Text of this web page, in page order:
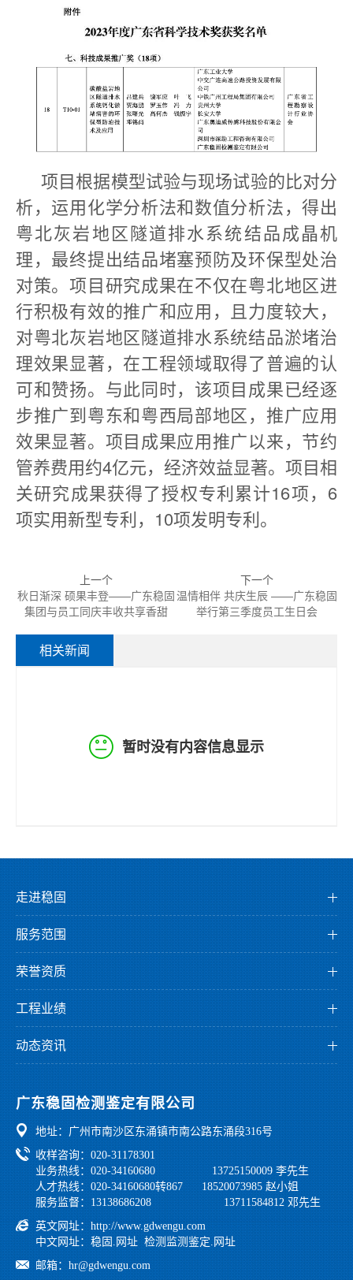
项目根据模型试验与现场试验的比对分
析，运用化学分析法和数值分析法，得出
粤北灰岩地区隧道排水系统结品成晶机
理，最终提出结品堵塞预防及环保型处治
对策。项目研究成果在不仅在粤北地区进
行积极有效的推广和应用，且力度较大，
对粤北灰岩地区隧道排水系统结品淤堵治
理效果显著，在工程领域取得了普遍的认
可和赞扬。与此同时，该项目成果已经逐
步推广到粤东和粤西局部地区，推广应用
效果显著。项目成果应用推广以来，节约
管养费用约4亿元，经济效益显著。项目相
关研究成果获得了授权专利累计16项，6
项实用新型专利，10项发明专利。
上一个
秋日渐深 硕果丰登——广东稳固
集团与员工同庆丰收共享香甜
下一个
温情相伴 共庆生辰 ——广东稳固
举行第三季度员工生日会
相关新闻
暂时没有内容信息显示
走进稳固
公司介绍
董事长介绍
企业文化
发展历程
组织架构
科研创新
园区环境
公正性和独立性声明
服务范围
检测服务
监测服务
鉴定服务
荣誉资质
资质证书
荣誉证书
专利证书
工程业绩
检测业绩
监测业绩
鉴定业绩
动态资讯
公司资讯
党工团建
行业法规
学习之家
广东稳固检测鉴定有限公司
地址：广州市南沙区东涌镇市南公路东涌段316号
收样咨询：020-31178301
业务热线：020-34160680 13725150009 李先生
人才热线：020-34160680转867 18520073985 赵小姐
服务监督：13138686208 13711584812 邓先生
英文网址：http://www.gdwengu.com
中文网址：稳固.网址 检测监测鉴定.网址
邮箱：hr@gdwengu.com